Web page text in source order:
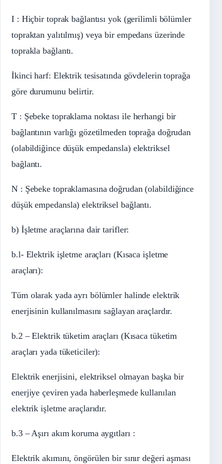
I : Hiçbir toprak bağlantısı yok (gerilimli bölümler
topraktan yalıtılmış) veya bir empedans üzerinde
toprakla bağlantı.
İkinci harf: Elektrik tesisatında gövdelerin toprağa
göre durumunu belirtir.
T : Şebeke topraklama noktası ile herhangi bir
bağlantının varlığı gözetilmeden toprağa doğrudan
(olabildiğince düşük empedansla) elektriksel
bağlantı.
N : Şebeke topraklamasına doğrudan (olabildiğince
düşük empedansla) elektriksel bağlantı.
b) İşletme araçlarına dair tarifler:
b.l- Elektrik işletme araçları (Kısaca işletme
araçları):
Tüm olarak yada ayrı bölümler halinde elektrik
enerjisinin kullanılmasını sağlayan araçlardır.
b.2 – Elektrik tüketim araçları (Kısaca tüketim
araçları yada tüketiciler):
Elektrik enerjisini, elektriksel olmayan başka bir
enerjiye çeviren yada haberleşmede kullanılan
elektrik işletme araçlarıdır.
b.3 – Aşırı akım koruma aygıtları :
Elektrik akımını, öngörülen bir sınır değeri aşması